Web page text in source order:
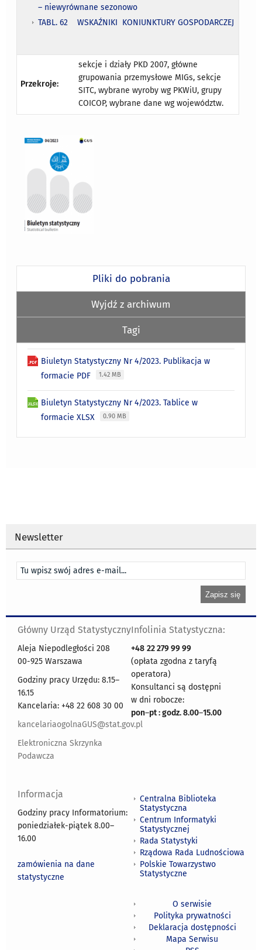
– niewyrównane sezonowo
TABL. 62 WSKAŹNIKI KONIUNKTURY GOSPODARCZEJ
Przekroje:
sekcje i działy PKD 2007, główne
grupowania przemysłowe MIGs, sekcje
SITC, wybrane wyroby wg PKWiU, grupy
COICOP, wybrane dane wg województw.
Pliki do pobrania
Wyjdź z archiwum
Tagi
Biuletyn Statystyczny Nr 4/2023. Publikacja w
formacie PDF
1.42 MB
Biuletyn Statystyczny Nr 4/2023. Tablice w
formacie XLSX
0.90 MB
Newsletter
Główny Urząd Statystyczny
Aleja Niepodległości 208
00-925 Warszawa
Godziny pracy Urzędu: 8.15–
16.15
Kancelaria: +48 22 608 30 00
kancelariaogolnaGUS@stat.gov.pl
Elektroniczna Skrzynka
Podawcza
Infolinia Statystyczna:
+48 22 279 99 99
(opłata zgodna z taryfą
operatora)
Konsultanci są dostępni
w dni robocze:
pon–pt : godz. 8.00–15.00
Informacja
Godziny pracy Informatorium:
poniedziałek-piątek 8.00–
16.00
zamówienia na dane
statystyczne
Centralna Biblioteka
Statystyczna
Centrum Informatyki
Statystycznej
Rada Statystyki
Rządowa Rada Ludnościowa
Polskie Towarzystwo
Statystyczne
O serwisie
Polityka prywatności
Deklaracja dostępności
Mapa Serwisu